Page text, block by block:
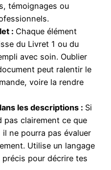
témoignages ou
: Chaque élément
du Livret 1 ou du
avec soin. Oublier
peut ralentir le
voire la rendre
les descriptions : Si
pas clairement ce que
ne pourra pas évaluer
Utilise un langage
pour décrire tes